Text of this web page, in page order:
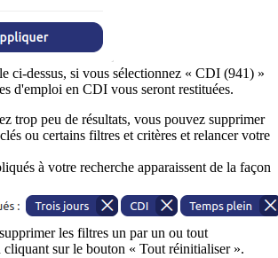
ci-dessus, si vous sélectionnez « CDI (941) »
d'emploi en CDI vous seront restituées.
trop peu de résultats, vous pouvez supprimer
ou certains filtres et critères et relancer votre
à votre recherche apparaissent de la façon
les filtres un par un ou tout
cliquant sur le bouton « Tout réinitialiser ».